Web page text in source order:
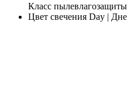
Класс пылевлагозащиты
Цвет свечения Day |